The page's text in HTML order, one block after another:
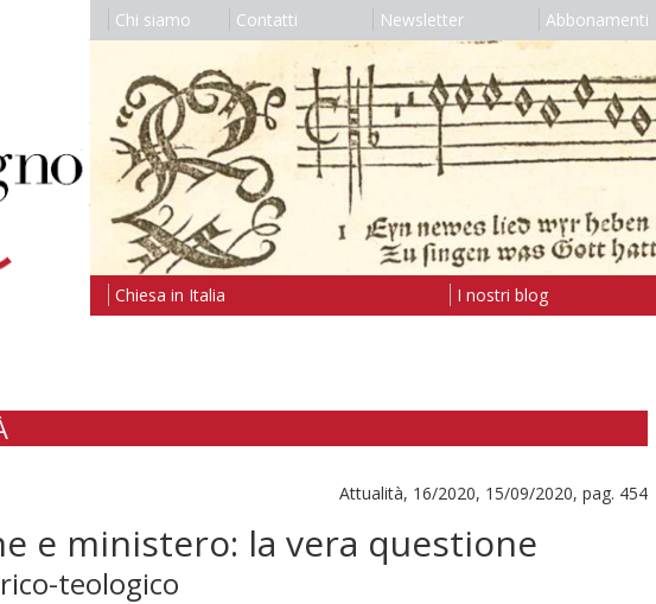
Chi siamo Contatti Newsletter Abbonamenti
Chiesa in Italia I nostri blog
Attualità, 16/2020, 15/09/2020, pag. 454
e ministero: la vera questione
teologico